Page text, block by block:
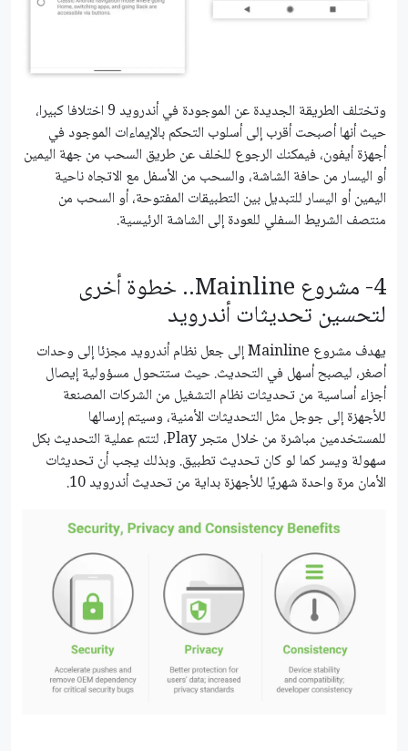
وتختلف الطريقة الجديدة عن الموجودة في أندرويد 9 اختلافا كبيرا،
حيث أنها أصبحت أقرب إلى أسلوب التحكم بالإيماءات الموجود في
أجهزة أيفون، فيمكنك الرجوع للخلف عن طريق السحب من جهة اليمين
أو اليسار من حافة الشاشة، والسحب من الأسفل مع الاتجاه ناحية
اليمين أو اليسار للتبديل بين التطبيقات المفتوحة، أو السحب من
منتصف الشريط السفلي للعودة إلى الشاشة الرئيسية.
4- مشروع Mainline.. خطوة أخرى
لتحسين تحديثات أندرويد
يهدف مشروع Mainline إلى جعل نظام أندرويد مجزئا إلى وحدات
أصغر، ليصبح أسهل في التحديث. حيث ستتحول مسؤولية إيصال
أجزاء أساسية من تحديثات نظام التشغيل من الشركات المصنعة
للأجهزة إلى جوجل مثل التحديثات الأمنية، وسيتم إرسالها
للمستخدمين مباشرة من خلال متجر Play، لتتم عملية التحديث بكل
سهولة ويسر كما لو كان تحديث تطبيق. وبذلك يجب أن تحديثات
الأمان مرة واحدة شهريًا للأجهزة بداية من تحديث أندرويد 10.